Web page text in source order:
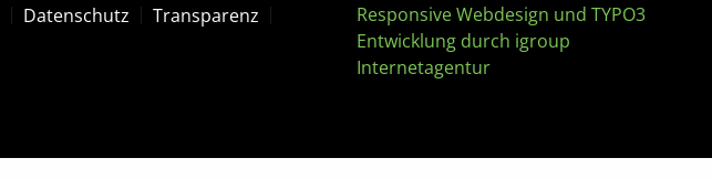
Datenschutz
Transparenz
Responsive Webdesign und TYPO3
Entwicklung durch igroup
Internetagentur